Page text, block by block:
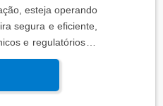
esteja operando
segura e eficiente,
e regulatórios. A
em verificar se o
dentro dos
reais de